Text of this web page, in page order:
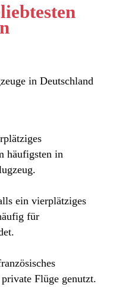
in Deutschland
häufigsten in
ein vierplätziges
für
Flüge genutzt.